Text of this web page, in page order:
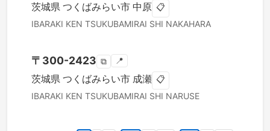
茨城県 つくばみらい市 中原 📋
IBARAKI KEN TSUKUBAMIRAI SHI NAKAHARA
〒 300-2423 ⧉ 📍
茨城県 つくばみらい市 成瀬 📋
IBARAKI KEN TSUKUBAMIRAI SHI NARUSE